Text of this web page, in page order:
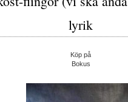
lyrik
Köp på
Bokus